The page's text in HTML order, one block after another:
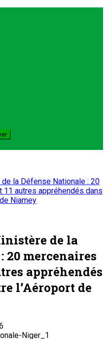
la Défense Nationale : 20
autres appréhendés dans
Niamey
de la
20 mercenaires
appréhendés
l’Aéroport de